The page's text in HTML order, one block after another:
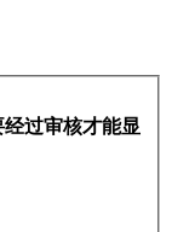
过审核才能显